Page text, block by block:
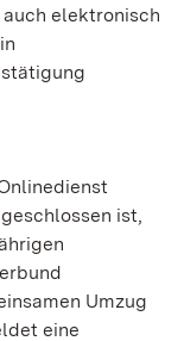
elektronisch
ist,
Umzug
eine